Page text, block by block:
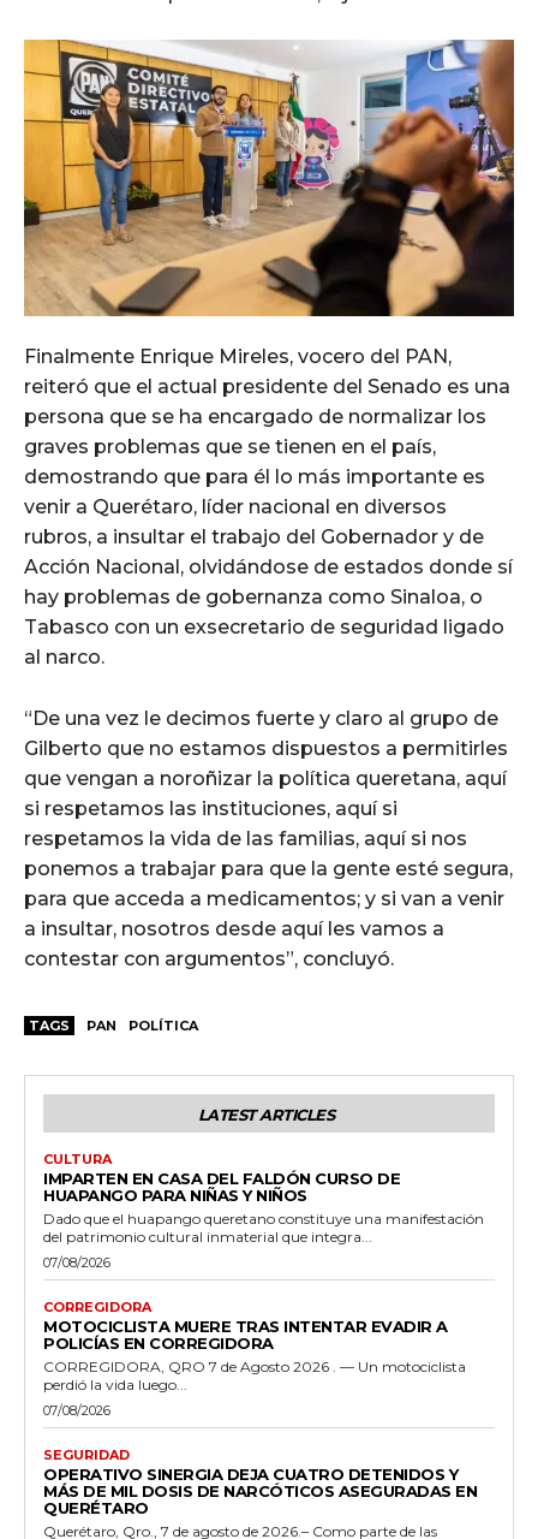
Finalmente Enrique Mireles, vocero del PAN,
reiteró que el actual presidente del Senado es una
persona que se ha encargado de normalizar los
graves problemas que se tienen en el país,
demostrando que para él lo más importante es
venir a Querétaro, líder nacional en diversos
rubros, a insultar el trabajo del Gobernador y de
Acción Nacional, olvidándose de estados donde sí
hay problemas de gobernanza como Sinaloa, o
Tabasco con un exsecretario de seguridad ligado
al narco.
“De una vez le decimos fuerte y claro al grupo de
Gilberto que no estamos dispuestos a permitirles
que vengan a noroñizar la política queretana, aquí
si respetamos las instituciones, aquí si
respetamos la vida de las familias, aquí si nos
ponemos a trabajar para que la gente esté segura,
para que acceda a medicamentos; y si van a venir
a insultar, nosotros desde aquí les vamos a
contestar con argumentos”, concluyó.
TAGS PAN POLÍTICA
LATEST ARTICLES
CULTURA
IMPARTEN EN CASA DEL FALDÓN CURSO DE
HUAPANGO PARA NIÑAS Y NIÑOS
Dado que el huapango queretano constituye una manifestación
del patrimonio cultural inmaterial que integra...
07/08/2026
CORREGIDORA
MOTOCICLISTA MUERE TRAS INTENTAR EVADIR A
POLICÍAS EN CORREGIDORA
CORREGIDORA, QRO 7 de Agosto 2026 . — Un motociclista
perdió la vida luego...
07/08/2026
SEGURIDAD
OPERATIVO SINERGIA DEJA CUATRO DETENIDOS Y
MÁS DE MIL DOSIS DE NARCÓTICOS ASEGURADAS EN
QUERÉTARO
Querétaro, Qro., 7 de agosto de 2026.– Como parte de las